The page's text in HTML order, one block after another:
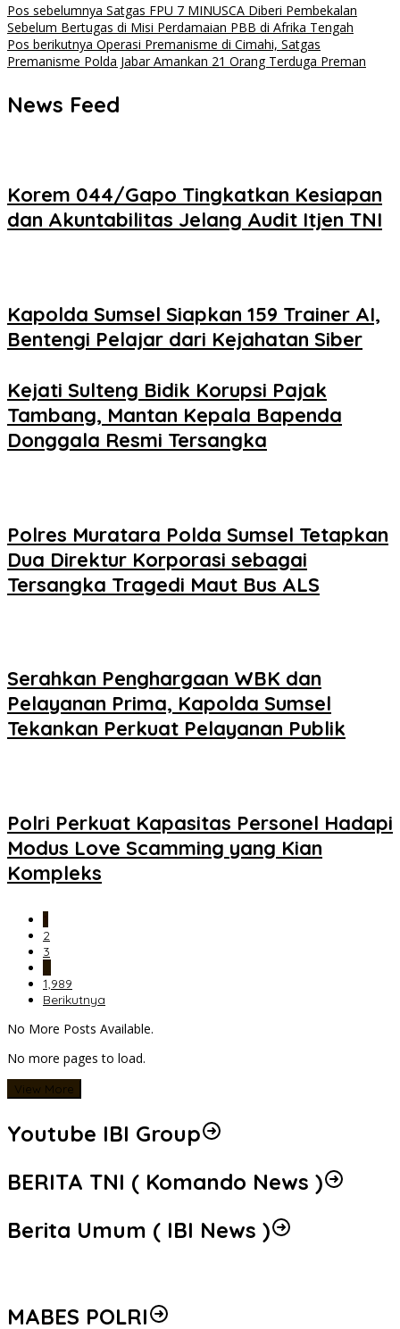
Navigasi
pos
Pos sebelumnya Satgas FPU 7 MINUSCA Diberi Pembekalan
Sebelum Bertugas di Misi Perdamaian PBB di Afrika Tengah
Pos berikutnya Operasi Premanisme di Cimahi, Satgas
Premanisme Polda Jabar Amankan 21 Orang Terduga Preman
News Feed
Korem 044/Gapo Tingkatkan Kesiapan
dan Akuntabilitas Jelang Audit Itjen TNI
Kapolda Sumsel Siapkan 159 Trainer AI,
Bentengi Pelajar dari Kejahatan Siber
Kejati Sulteng Bidik Korupsi Pajak
Tambang, Mantan Kepala Bapenda
Donggala Resmi Tersangka
Polres Muratara Polda Sumsel Tetapkan
Dua Direktur Korporasi sebagai
Tersangka Tragedi Maut Bus ALS
Serahkan Penghargaan WBK dan
Pelayanan Prima, Kapolda Sumsel
Tekankan Perkuat Pelayanan Publik
Polri Perkuat Kapasitas Personel Hadapi
Modus Love Scamming yang Kian
Kompleks
2
3
1,989
Berikutnya
No More Posts Available.
No more pages to load.
View More
Youtube IBI Group
BERITA TNI ( Komando News )
Berita Umum ( IBI News )
MABES POLRI